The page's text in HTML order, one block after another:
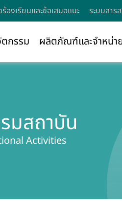
องเรียนและข้อเสนอแนะ ระบบสาร
กรรม ผลิตภัณฑ์และจำหน่า
มสถาบัน
Activities